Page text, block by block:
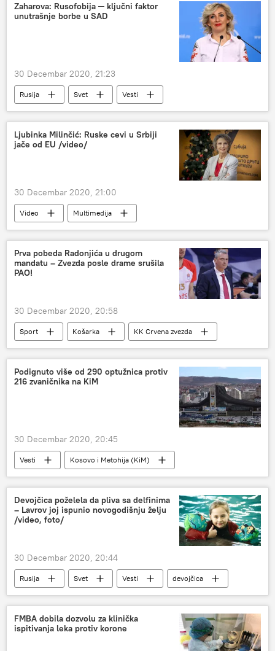
Zaharova: Rusofobija ─ ključni faktor
unutrašnje borbe u SAD
30 Decembar 2020, 21:23
Rusija Svet
Vesti
Marija Zaharova
rusofobija SAD
Ljubinka Milinčić: Ruske cevi u Srbiji
jače od EU /video/
30 Decembar 2020, 21:00
Video
Multimedija
Ljubinka Milinčić: Moj pogled na Rusiju
Radio
Balkanski tok
Ljubinka Milinčić
Prva pobeda Radonjića u drugom
mandatu – Zvezda posle drame srušila
PAO!
30 Decembar 2020, 20:58
Sport Košarka
KK Crvena zvezda
Evroliga (košarka)
Podignuto više od 290 optužnica protiv
216 zvaničnika na KiM
30 Decembar 2020, 20:45
Vesti Kosovo i Metohija (KiM)
Devojčica poželela da pliva sa delfinima
– Lavrov joj ispunio novogodišnju želju
/video, foto/
30 Decembar 2020, 20:44
Rusija Svet Vesti
devojčica
Sergej Lavrov
poklon delfini
FMBA dobila dozvolu za klinička
ispitivanja leka protiv korone